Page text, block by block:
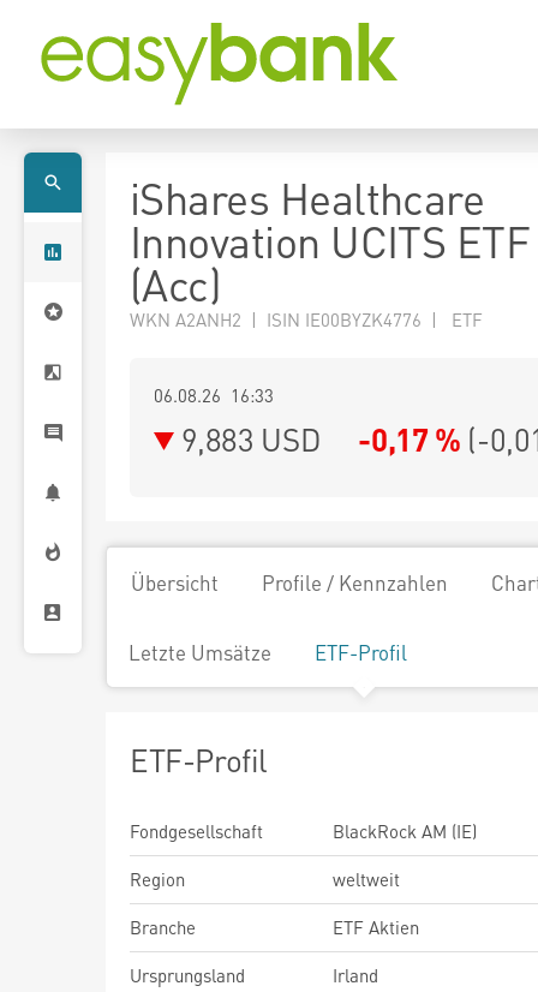
iShares Healthcare
Innovation UCITS
(Acc)
WKN A2ANH2 | ISIN IE00BYZK4776 | ETF
06.08.26 16:33
9,883 USD -0,17 % (-
Übersicht Profile / Kennzahlen
Letzte Umsätze ETF-Profil
ETF-Profil
Fondgesellschaft
BlackRock AM (IE)
Region
weltweit
Branche
ETF Aktien
Ursprungsland
Irland